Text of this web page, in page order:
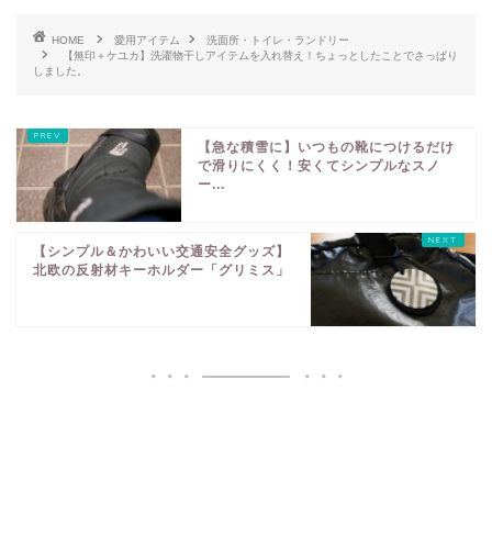
HOME 愛用アイテム
洗面所・トイレ・ランドリー
【無印＋ケユカ】洗濯物干しアイテムを入れ替え！ちょっとしたことでさっぱり
しました。
【急な積雪に】いつもの靴につけるだけ
で滑りにくく！安くてシンプルなスノ
ー...
【シンプル＆かわいい交通安全グッズ】
北欧の反射材キーホルダー「グリミス」